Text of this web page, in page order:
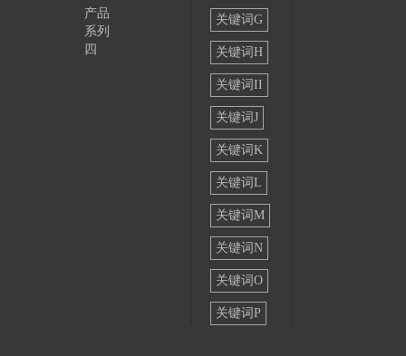
产品
系列
四
关键词G
关键词H
关键词II
关键词J
关键词K
关键词L
关键词M
关键词N
关键词O
关键词P